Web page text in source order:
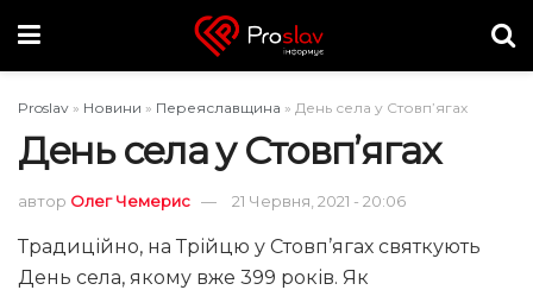
Proslav » Новини » Переяславщина » День села у Стовп’ягах
День села у Стовп’ягах
автор Олег Чемерис 21 Червня, 2021 - 20:06
Традиційно, на Трійцю у Стовп’ягах святкують
День села, якому вже 399 років. Як